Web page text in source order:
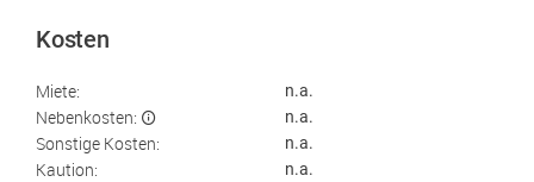
Kosten
Miete: n.a.
Nebenkosten: n.a.
Sonstige Kosten: n.a.
Kaution: n.a.